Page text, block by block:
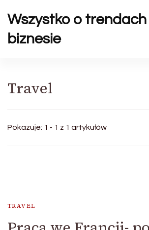
Wszystko o trendach
biznesie
Travel
Pokazuje: 1 - 1 z 1 artykułów
TRAVEL